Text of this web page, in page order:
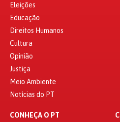
Eleições
Educação
Direitos Humanos
Cultura
Opinião
Justiça
Meio Ambiente
Notícias do PT
CONHEÇA O PT